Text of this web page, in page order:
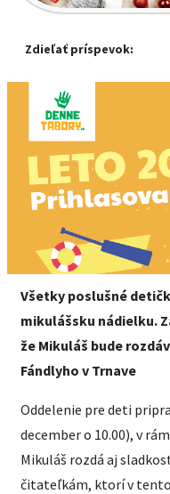
Zdieľať príspevok:
Všetky poslušné
mikulášsku nádielku.
že Mikuláš bude
Fándlyho v Trnave
Oddelenie pre deti
december o 10.00), v
Mikuláš rozdá aj
čitateľkám, ktorí v tento